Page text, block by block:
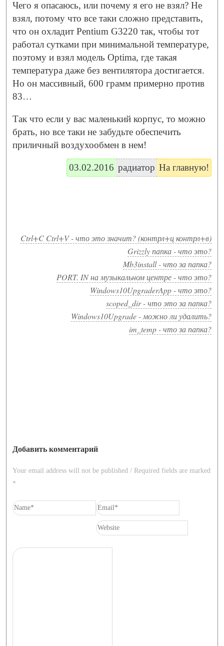
Чего я опасаюсь, или почему я его не взял? Не
взял, потому что все таки сложно представить,
что он охладит Pentium G3220 так, чтобы тот
работал сутками при минимальной температуре,
поэтому и взял модель Optima, где такая
температура даже без вентилятора достигается.
Но он массивный, 600 грамм примерно против
83…
Так что если у вас маленький корпус, то можно
брать, но все таки не забудьте обеспечить
приличный воздухообмен в нем!
На главную!
радиатор
03.02.2016
Ctrl+C Ctrl+V - что это значит? (контрл+ц контрл+в)
Grizzly папка - что это?
Mb3install - что за папка?
PORT. IN на музыкальном центре - что это?
Windows10UpgraderApp - что это?
scoped_dir - что это за папка?
Windows10Upgrade - можно ли удалить?
im_temp - что за папка?
Добавить комментарий
Your email address will not be published / Required fields are marked
*